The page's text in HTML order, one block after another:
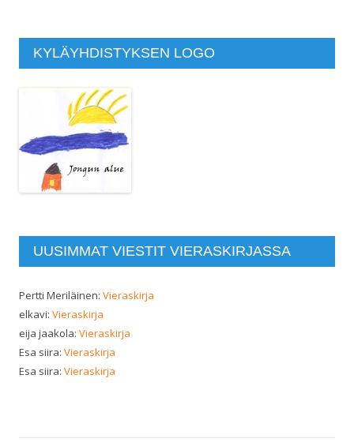
KYLÄYHDISTYKSEN LOGO
UUSIMMAT VIESTIT VIERASKIRJASSA
Pertti Meriläinen: Vieraskirja
elkavi: Vieraskirja
eija jaakola: Vieraskirja
Esa siira: Vieraskirja
Esa siira: Vieraskirja